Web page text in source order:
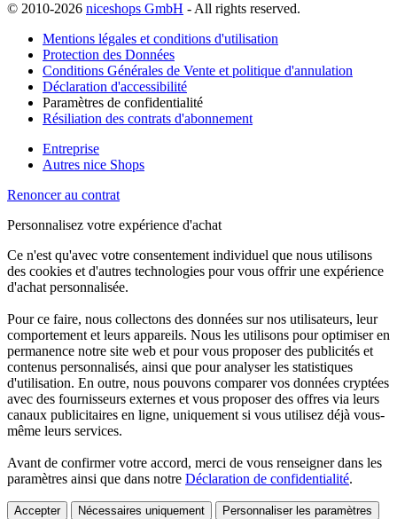
© 2010-2026 niceshops GmbH - All rights reserved.
Mentions légales et conditions d'utilisation
Protection des Données
Conditions Générales de Vente et politique d'annulation
Déclaration d'accessibilité
Paramètres de confidentialité
Résiliation des contrats d'abonnement
Entreprise
Autres nice Shops
Renoncer au contrat
Personnalisez votre expérience d'achat
Ce n'est qu'avec votre consentement individuel que nous utilisons
des cookies et d'autres technologies pour vous offrir une expérience
d'achat personnalisée.
Pour ce faire, nous collectons des données sur nos utilisateurs, leur
comportement et leurs appareils. Nous les utilisons pour optimiser en
permanence notre site web et pour vous proposer des publicités et
contenus personnalisés, ainsi que pour analyser les statistiques
d'utilisation. En outre, nous pouvons comparer vos données cryptées
avec des fournisseurs externes et vous proposer des offres via leurs
canaux publicitaires en ligne, uniquement si vous utilisez déjà vous-
même leurs services.
Avant de confirmer votre accord, merci de vous renseigner dans les
paramètres ainsi que dans notre Déclaration de confidentialité.
Accepter Nécessaires uniquement Personnaliser les paramètres